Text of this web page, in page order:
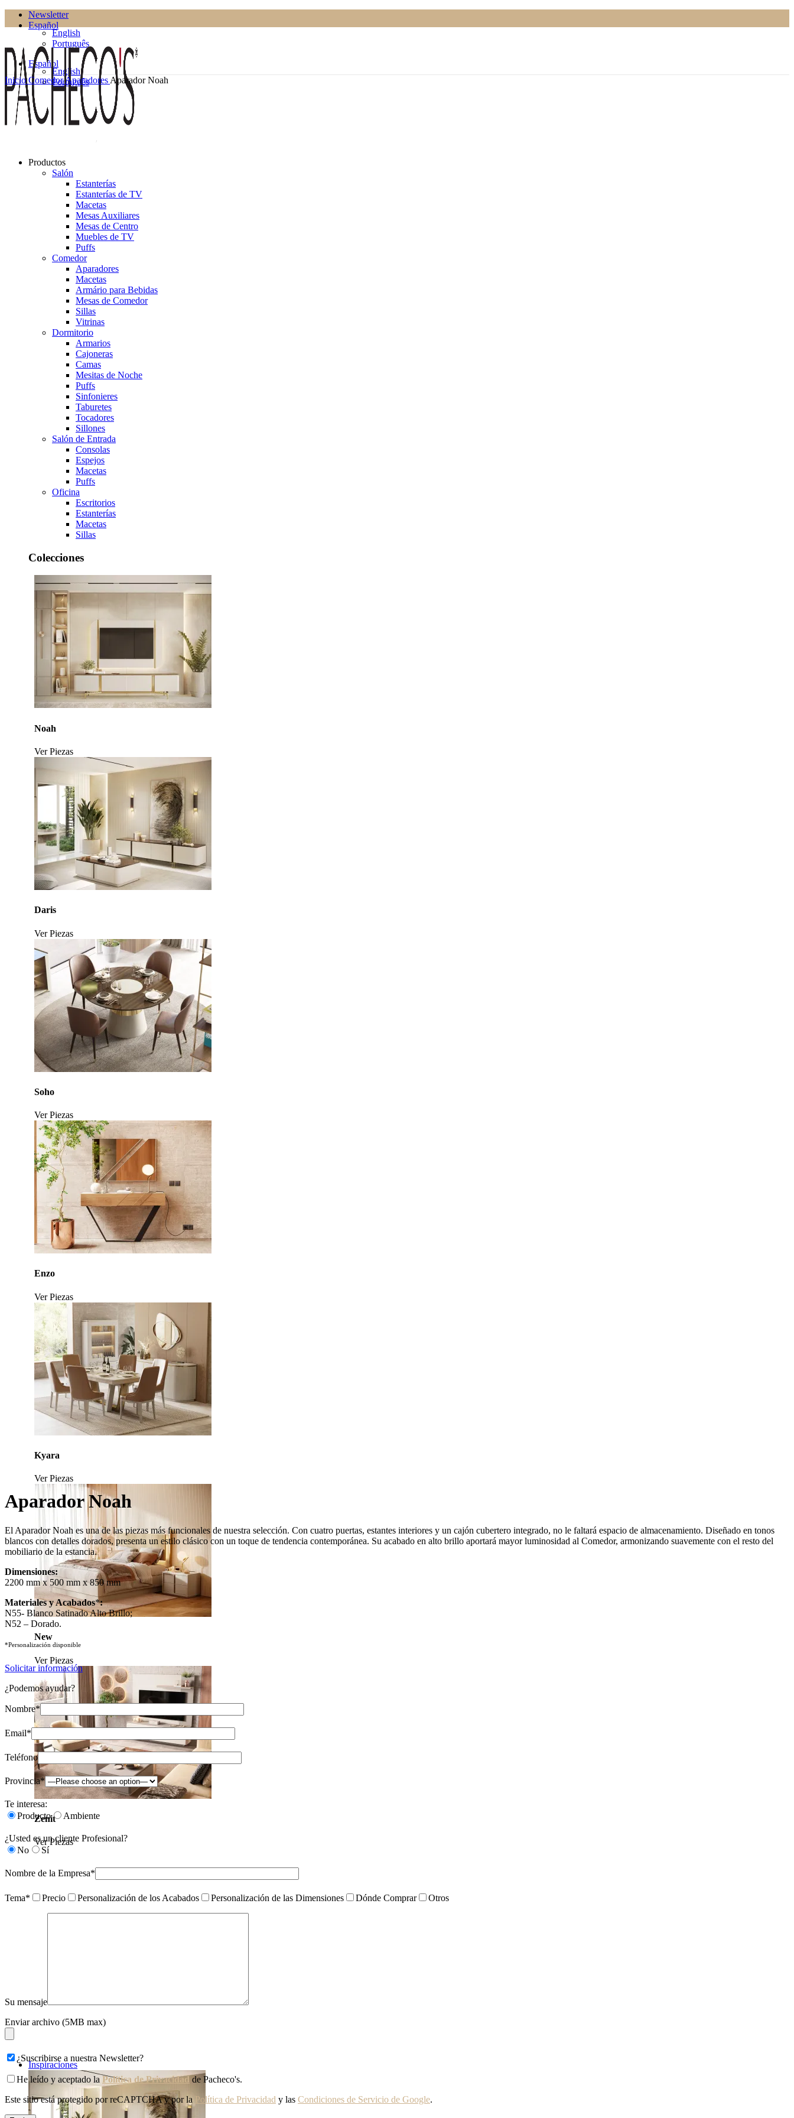
Newsletter
Español
English
Português
Español
English
Português
Productos
Salón
Estanterías
Estanterías de TV
Macetas
Mesas Auxiliares
Mesas de Centro
Muebles de TV
Puffs
Comedor
Aparadores
Macetas
Armário para Bebidas
Mesas de Comedor
Sillas
Vitrinas
Dormitorio
Armarios
Cajoneras
Camas
Mesitas de Noche
Puffs
Sinfonieres
Taburetes
Tocadores
Sillones
Salón de Entrada
Consolas
Espejos
Macetas
Puffs
Oficina
Escritorios
Estanterías
Macetas
Sillas
Colecciones
Noah
Ver Piezas
Daris
Ver Piezas
Soho
Ver Piezas
Enzo
Ver Piezas
Kyara
Ver Piezas
New
Ver Piezas
Zenit
Ver Piezas
Inspiraciones
InicioComedorAparadores Aparador Noah
Click to enlarge
Aparador Noah
El Aparador Noah es una de las piezas más funcionales de nuestra selección. Con cuatro puertas, estantes interiores y un cajón cubertero integrado, no le faltará espacio de almacenamiento. Diseñado en tonos
blancos con detalles dorados, presenta un estilo clásico con un toque de tendencia contemporánea. Su acabado en alto brillo aportará mayor luminosidad al Comedor, armonizando suavemente con el resto del
mobiliario de la estancia.
Dimensiones:
2200 mm x 500 mm x 850 mm
Materiales y Acabados*:
N55- Blanco Satinado Alto Brillo;
N52 – Dorado.
*Personalización disponible
Solicitar información
¿Podemos ayudar?
Nombre*
Email*
Teléfono
Provincia*
Te interesa:
Producto
Ambiente
¿Usted es un cliente Profesional?
No
Sí
Nombre de la Empresa*
Tema* Precio Personalización de los Acabados Personalización de las Dimensiones Dónde Comprar Otros
Su mensaje
Enviar archivo (5MB max)
¿Suscribirse a nuestra Newsletter?
He leído y aceptado la Política de Privacidad de Pacheco's.
Este sitio está protegido por reCAPTCHA y por la Política de Privacidad y las Condiciones de Servicio de Google.